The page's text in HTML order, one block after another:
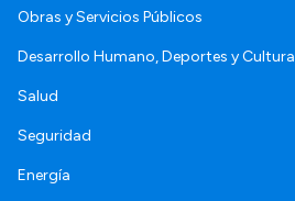
Obras y Servicios Públicos
Desarrollo Humano, Deportes y Cultura
Salud
Seguridad
Energía